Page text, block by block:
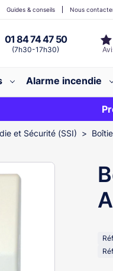
01 84 74 47 50
(7h30-17h30)
Guides & conseils Nous
Alarme incendie
Première commande ?
EXCLU
et Sécurité (SSI)